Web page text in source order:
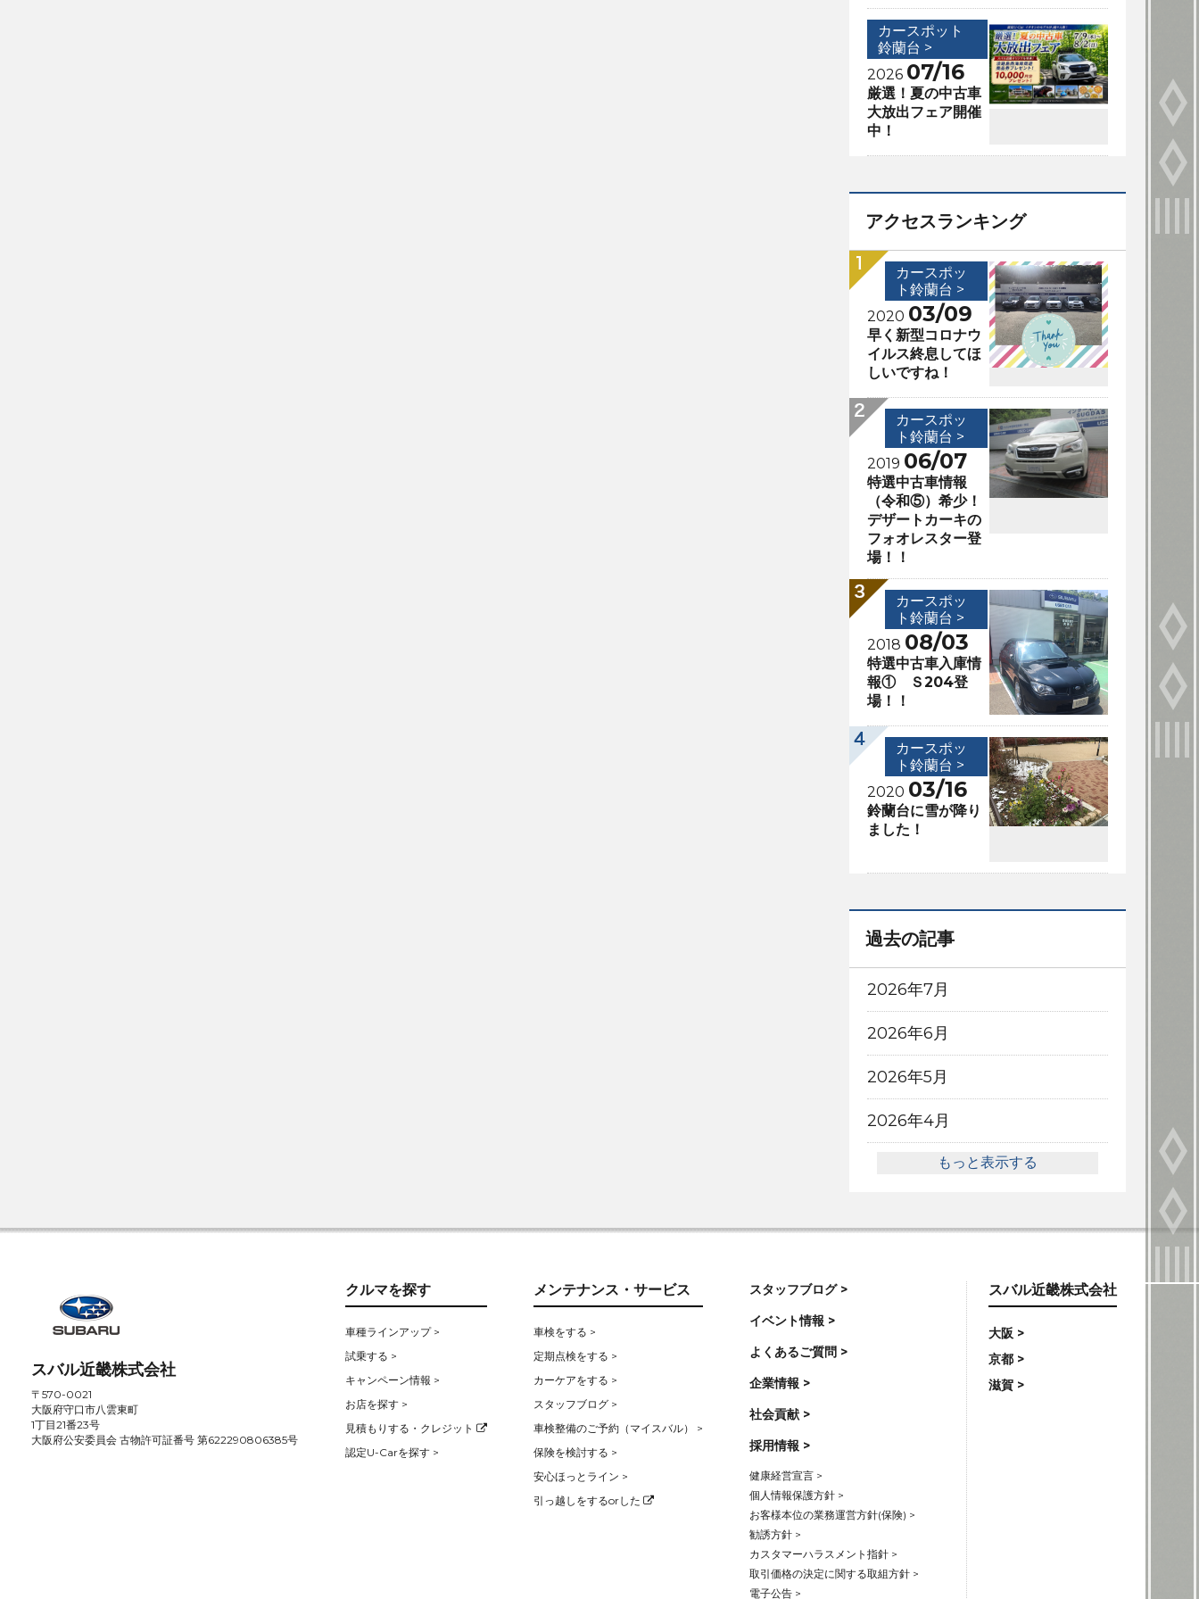
カースポット
鈴蘭台 >
2026 07/16
厳選！夏の中古車
大放出フェア開催
中！
アクセスランキング
カースポッ
ト鈴蘭台 >
2020 03/09
早く新型コロナウ
イルス終息してほ
しいですね！
カースポッ
ト鈴蘭台 >
2019 06/07
特選中古車情報
（令和⑤）希少！
デザートカーキの
フォオレスター登
場！！
カースポッ
ト鈴蘭台 >
2018 08/03
特選中古車入庫情
報① Ｓ204登
場！！
カースポッ
ト鈴蘭台 >
2020 03/16
鈴蘭台に雪が降り
ました！
過去の記事
2026年7月
2026年6月
2026年5月
2026年4月
もっと表示する
スバル近畿株式会社
〒570-0021
大阪府守口市八雲東町
1丁目21番23号
大阪府公安委員会 古物許可証番号 第622290806385号
クルマを探す
車種ラインアップ >
試乗する >
キャンペーン情報 >
お店を探す >
見積もりする・クレジット
認定U-Carを探す >
メンテナンス・サービス
車検をする >
定期点検をする >
カーケアをする >
スタッフブログ >
車検整備のご予約（マイスバル） >
保険を検討する >
安心ほっとライン >
引っ越しをするorした
スタッフブログ >
イベント情報 >
よくあるご質問 >
企業情報 >
社会貢献 >
採用情報 >
健康経営宣言 >
個人情報保護方針 >
お客様本位の業務運営方針(保険) >
勧誘方針 >
カスタマーハラスメント指針 >
取引価格の決定に関する取組方針 >
電子公告 >
スバル近畿株式会社
大阪 >
京都 >
滋賀 >